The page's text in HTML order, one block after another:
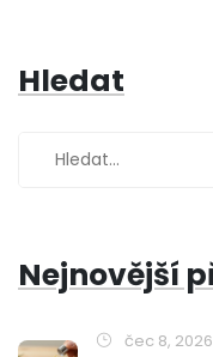
Hledat
Nejnovější
čec 8, 2026